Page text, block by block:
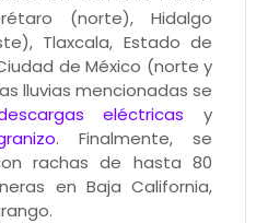
(norte), Hidalgo
Tlaxcala, Estado de
de México (norte y
lluvias mencionadas se
eléctricas y
. Finalmente, se
rachas de hasta 80
en Baja California,